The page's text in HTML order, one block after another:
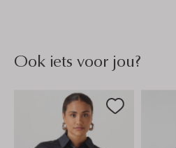
Ook iets voor jou?